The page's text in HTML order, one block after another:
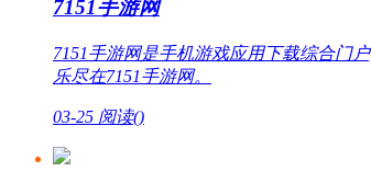
7151手游网
7151手游网是手机游戏应用下载综合门
乐尽在7151手游网。
03-25 阅读()